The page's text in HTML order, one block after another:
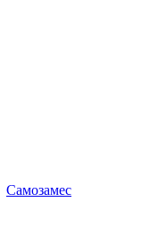
Самозамес